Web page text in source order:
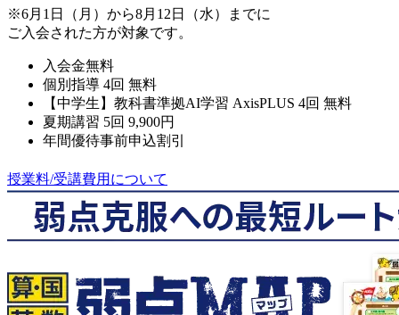
※6月1日（月）から8月12日（水）までに
ご入会された方が対象です。
入会金無料
個別指導 4回 無料
【中学生】教科書準拠AI学習 AxisPLUS 4回 無料
夏期講習 5回 9,900円
年間優待事前申込割引
授業料/受講費用について